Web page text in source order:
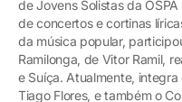
de Jovens Solistas da
de concertos e cortinas
da música popular,
Ramilonga, de Vitor Ramil,
e Suíça. Atualmente,
Tiago Flores, e também o